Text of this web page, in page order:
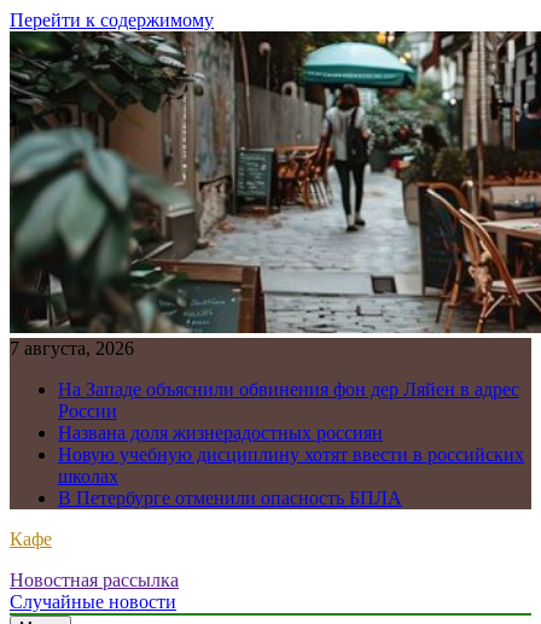
Перейти к содержимому
7 августа, 2026
На Западе объяснили обвинения фон дер Ляйен в адрес
России
Названа доля жизнерадостных россиян
Новую учебную дисциплину хотят ввести в российских
школах
В Петербурге отменили опасность БПЛА
Кафе
Новостная рассылка
Случайные новости